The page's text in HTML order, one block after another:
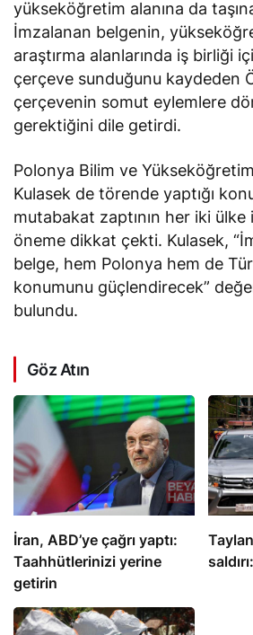
yükseköğretim alanına da
İmzalanan belgenin,
araştırma alanlarında iş birliği
çerçeve sunduğunu kaydeden
çerçevenin somut eylemlere
gerektiğini dile getirdi.
Polonya Bilim ve
Kulasek de törende yaptığı
mutabakat zaptının her iki ülke
öneme dikkat çekti. Kulasek,
belge, hem Polonya hem de
konumunu güçlendirecek”
bulundu.
Göz Atın
İran, ABD’ye çağrı yaptı:
Taahhütlerinizi yerine
getirin